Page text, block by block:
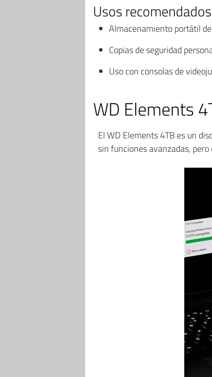
Usos
Almacenamiento portátil
Copias de seguridad
Uso con consolas de
WD Elements
El WD Elements 4TB es un
sin funciones avanzadas,